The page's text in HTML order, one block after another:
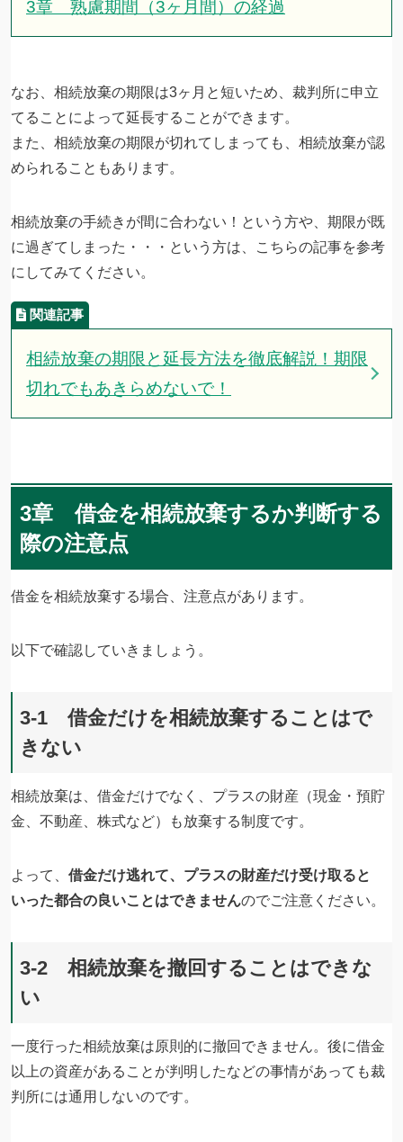
3章 熟慮期間（3ヶ月間）の経過
なお、相続放棄の期限は3ヶ月と短いため、裁判所に申立
てることによって延長することができます。
また、相続放棄の期限が切れてしまっても、相続放棄が認
められることもあります。
相続放棄の手続きが間に合わない！という方や、期限が既
に過ぎてしまった・・・という方は、こちらの記事を参考
にしてみてください。
相続放棄の期限と延長方法を徹底解説！期限
切れでもあきらめないで！
3章 借金を相続放棄するか判断する
際の注意点
借金を相続放棄する場合、注意点があります。
以下で確認していきましょう。
3-1 借金だけを相続放棄することはで
きない
相続放棄は、借金だけでなく、プラスの財産（現金・預貯
金、不動産、株式など）も放棄する制度です。
よって、 借金だけ逃れて、プラスの財産だけ受け取ると
いった都合の良いことはできませんのでご注意ください。
3-2 相続放棄を撤回することはできな
い
一度行った相続放棄は原則的に撤回できません。後に借金
以上の資産があることが判明したなどの事情があっても裁
判所には通用しないのです。